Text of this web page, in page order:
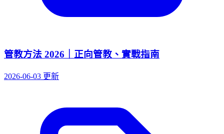
管教方法 2026｜正向管教、實戰指南
2026-06-03 更新